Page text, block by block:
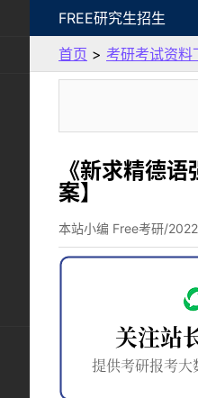
FREE研究生招生
首页 > 考研考试资料
《新求精德
案】
本站小编 Free考研/